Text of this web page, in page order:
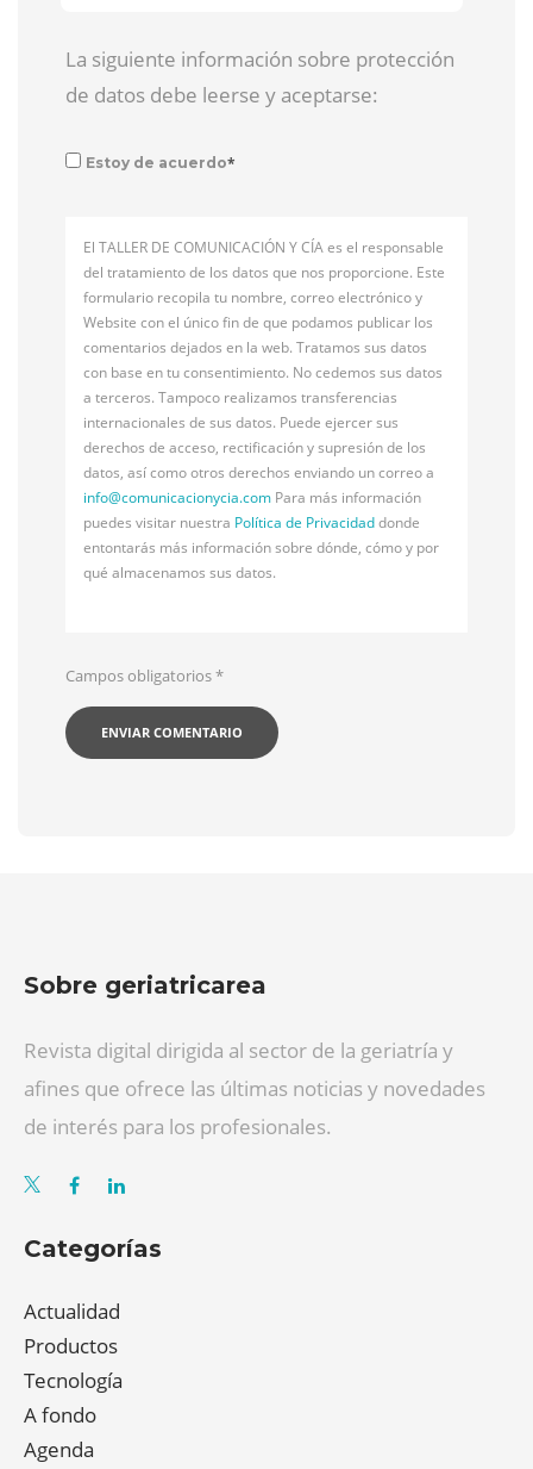
La siguiente información sobre protección
de datos debe leerse y aceptarse:
Estoy de acuerdo*
El TALLER DE COMUNICACIÓN Y CÍA es el responsable
del tratamiento de los datos que nos proporcione. Este
formulario recopila tu nombre, correo electrónico y
Website con el único fin de que podamos publicar los
comentarios dejados en la web. Tratamos sus datos
con base en tu consentimiento. No cedemos sus datos
a terceros. Tampoco realizamos transferencias
internacionales de sus datos. Puede ejercer sus
derechos de acceso, rectificación y supresión de los
datos, así como otros derechos enviando un correo a
info@comunicacionycia.com Para más información
puedes visitar nuestra Política de Privacidaddonde
entontarás más información sobre dónde, cómo y por
qué almacenamos sus datos.
Campos obligatorios*
Sobre geriatricarea
Revista digital dirigida al sector de la geriatría y
afines que ofrece las últimas noticias y novedades
de interés para los profesionales.
Categorías
Actualidad
Productos
Tecnología
A fondo
Agenda